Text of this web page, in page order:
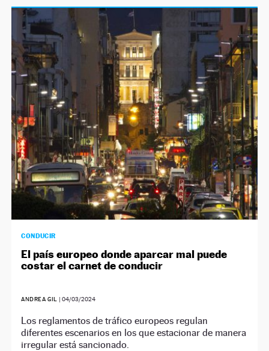
CONDUCIR
El país europeo donde aparcar mal puede
costar el carnet de conducir
ANDREA GIL |04/03/2024
Los reglamentos de tráfico europeos regulan
diferentes escenarios en los que estacionar de manera
irregular está sancionado.